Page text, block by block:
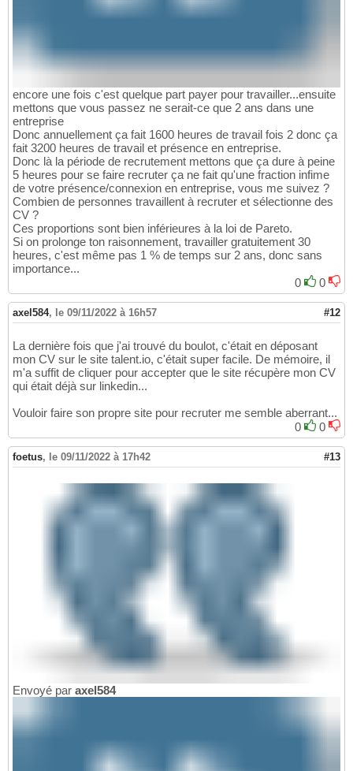
encore une fois c'est quelque part payer pour travailler...ensuite
mettons que vous passez ne serait-ce que 2 ans dans une
entreprise
Donc annuellement ça fait 1600 heures de travail fois 2 donc ça
fait 3200 heures de travail et présence en entreprise.
Donc là la période de recrutement mettons que ça dure à peine
5 heures pour se faire recruter ça ne fait qu'une fraction infime
de votre présence/connexion en entreprise, vous me suivez ?
Combien de personnes travaillent à recruter et sélectionne des
CV ?
Ces proportions sont bien inférieures à la loi de Pareto.
Si on prolonge ton raisonnement, travailler gratuitement 30
heures, c'est même pas 1 % de temps sur 2 ans, donc sans
importance...
0
0
axel584, le 09/11/2022 à 16h57 #12
La dernière fois que j'ai trouvé du boulot, c'était en déposant
mon CV sur le site talent.io, c'était super facile. De mémoire, il
m'a suffit de cliquer pour accepter que le site récupère mon CV
qui était déjà sur linkedin...
Vouloir faire son propre site pour recruter me semble aberrant...
0
0
foetus, le 09/11/2022 à 17h42 #13
Envoyé par axel584